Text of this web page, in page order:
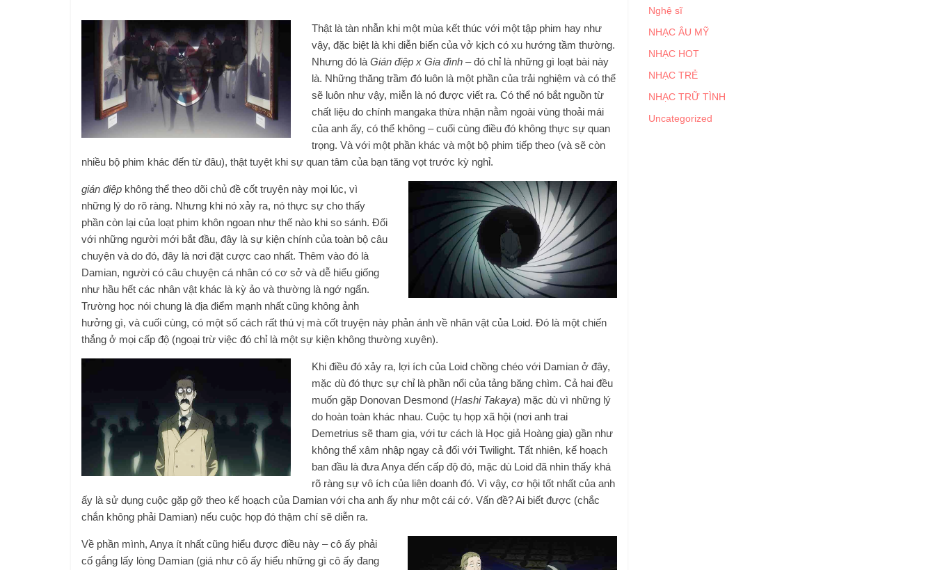
Thật là tàn nhẫn khi một mùa kết thúc với một tập phim hay như
vậy, đặc biệt là khi diễn biến của vở kịch có xu hướng tầm thường.
Nhưng đó là Gián điệp x Gia đình – đó chỉ là những gì loạt bài này
là. Những thăng trầm đó luôn là một phần của trải nghiệm và có thể
sẽ luôn như vậy, miễn là nó được viết ra. Có thể nó bắt nguồn từ
chất liệu do chính mangaka thừa nhận nằm ngoài vùng thoải mái
của anh ấy, có thể không – cuối cùng điều đó không thực sự quan
trọng. Và với một phần khác và một bộ phim tiếp theo (và sẽ còn
nhiều bộ phim khác đến từ đâu), thật tuyệt khi sự quan tâm của bạn tăng vọt trước kỳ nghỉ.
gián điệp không thể theo dõi chủ đề cốt truyện này mọi lúc, vì
những lý do rõ ràng. Nhưng khi nó xảy ra, nó thực sự cho thấy
phần còn lại của loạt phim khôn ngoan như thế nào khi so sánh. Đối
với những người mới bắt đầu, đây là sự kiện chính của toàn bộ câu
chuyện và do đó, đây là nơi đặt cược cao nhất. Thêm vào đó là
Damian, người có câu chuyện cá nhân có cơ sở và dễ hiểu giống
như hầu hết các nhân vật khác là kỳ ảo và thường là ngớ ngẩn.
Trường học nói chung là địa điểm mạnh nhất cũng không ảnh
hưởng gì, và cuối cùng, có một số cách rất thú vị mà cốt truyện này phản ánh về nhân vật của Loid. Đó là một chiến
thắng ở mọi cấp độ (ngoại trừ việc đó chỉ là một sự kiện không thường xuyên).
Khi điều đó xảy ra, lợi ích của Loid chồng chéo với Damian ở đây,
mặc dù đó thực sự chỉ là phần nổi của tảng băng chìm. Cả hai đều
muốn gặp Donovan Desmond (Hashi Takaya) mặc dù vì những lý
do hoàn toàn khác nhau. Cuộc tụ họp xã hội (nơi anh trai
Demetrius sẽ tham gia, với tư cách là Học giả Hoàng gia) gần như
không thể xâm nhập ngay cả đối với Twilight. Tất nhiên, kế hoạch
ban đầu là đưa Anya đến cấp độ đó, mặc dù Loid đã nhìn thấy khá
rõ ràng sự vô ích của liên doanh đó. Vì vậy, cơ hội tốt nhất của anh
ấy là sử dụng cuộc gặp gỡ theo kế hoạch của Damian với cha anh ấy như một cái cớ. Vấn đề? Ai biết được (chắc
chắn không phải Damian) nếu cuộc họp đó thậm chí sẽ diễn ra.
Về phần mình, Anya ít nhất cũng hiểu được điều này – cô ấy phải
cố gắng lấy lòng Damian (giá như cô ấy hiểu những gì cô ấy đang
Nghệ sĩ
NHẠC ÂU MỸ
NHẠC HOT
NHẠC TRẺ
NHẠC TRỮ TÌNH
Uncategorized